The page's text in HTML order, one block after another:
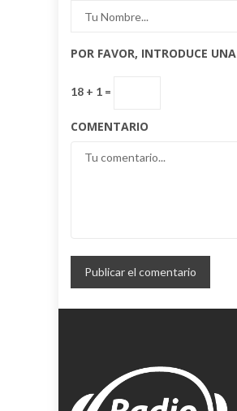
POR FAVOR, INTRODUCE
18 + 1 =
COMENTARIO